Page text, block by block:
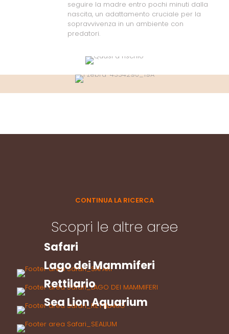
seguire la madre entro pochi minuti dalla
nascita, un adattamento cruciale per la
sopravvivenza in un ambiente con
predatori.
CONTINUA LA RICERCA
Scopri le altre aree
Safari
Lago dei Mammiferi
Rettilario
Sea Lion Aquarium